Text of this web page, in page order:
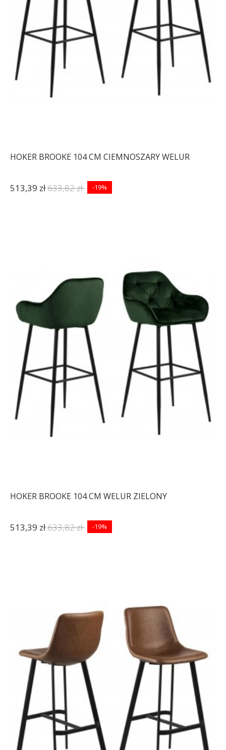
HOKER BROOKE 104 CM CIEMNOSZARY WELUR
513,39 zł633,82 zł -19%
HOKER BROOKE 104 CM WELUR ZIELONY
513,39 zł633,82 zł -19%